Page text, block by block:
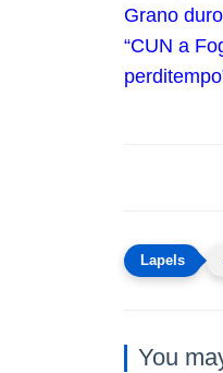
Grano
“CUN a
You